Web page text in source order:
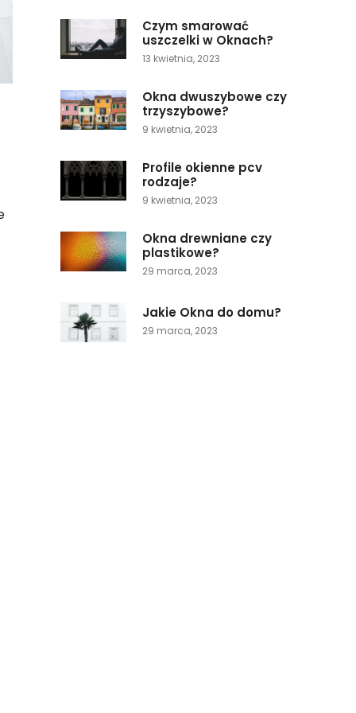
Czym smarować
uszczelki w Oknach?
13 kwietnia, 2023
Okna dwuszybowe czy
trzyszybowe?
9 kwietnia, 2023
Profile okienne pcv
rodzaje?
9 kwietnia, 2023
Okna drewniane czy
plastikowe?
29 marca, 2023
Jakie Okna do domu?
29 marca, 2023